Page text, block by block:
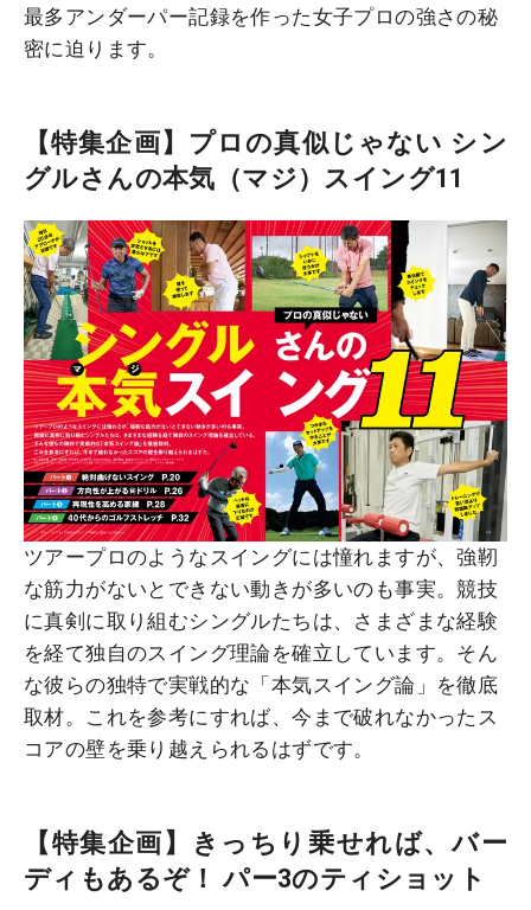
最多アンダーパー記録を作った女子プロの強さの秘
密に迫ります。
【特集企画】プロの真似じゃない シン
グルさんの本気（マジ）スイング11
ツアープロのようなスイングには憧れますが、強靭
な筋力がないとできない動きが多いのも事実。競技
に真剣に取り組むシングルたちは、さまざまな経験
を経て独自のスイング理論を確立しています。そん
な彼らの独特で実戦的な「本気スイング論」を徹底
取材。これを参考にすれば、今まで破れなかったス
コアの壁を乗り越えられるはずです。
【特集企画】きっちり乗せれば、バー
ディもあるぞ！ パー3のティショット